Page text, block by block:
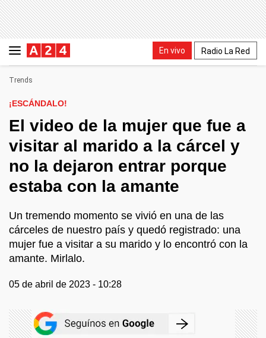
En vivo Radio La Red
Trends
¡ESCÁNDALO!
El video de la mujer que fue a
visitar al marido a la cárcel y
no la dejaron entrar porque
estaba con la amante
Un tremendo momento se vivió en una de las
cárceles de nuestro país y quedó registrado: una
mujer fue a visitar a su marido y lo encontró con la
amante. Mirlalo.
05 de abril de 2023 - 10:28